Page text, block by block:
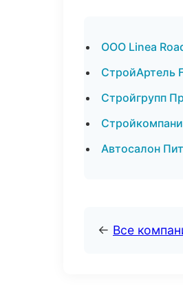
ООО Linea
СтройАртель
Стройгрупп
Автосалон
← Все